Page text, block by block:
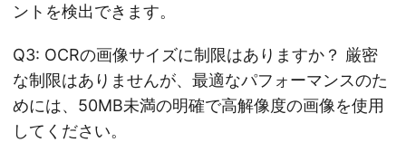
ントを検出できます。
Q3: OCRの画像サイズに制限はありますか？ 厳密
な制限はありませんが、最適なパフォーマンスのた
めには、50MB未満の明確で高解像度の画像を使用
してください。